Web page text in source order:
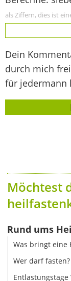
als Ziffern, dies ist
Dein
durch mich
für jedermann
Möchtest
Rund ums
Was bringt eine
Wer darf fasten?
Entlastungstage